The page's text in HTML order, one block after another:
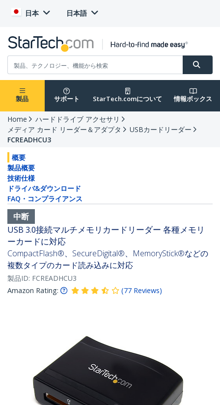
日本 日本語
製品 サポート StarTech.comについて 情報ボックス
Home
ハードドライブ アクセサリ
メディア カード リーダー＆アダプタ
USBカードリーダー
FCREADHCU3
概要
製品概要
技術仕様
ドライバ&ダウンロード
FAQ・コンプライアンス
中断
USB 3.0接続マルチメモリカードリーダー 各種メモリ
ーカードに対応
CompactFlash®、SecureDigital®、MemoryStick®などの
複数タイプのカード読み込みに対応
製品ID: FCREADHCU3
Amazon Rating:
(77 Reviews)